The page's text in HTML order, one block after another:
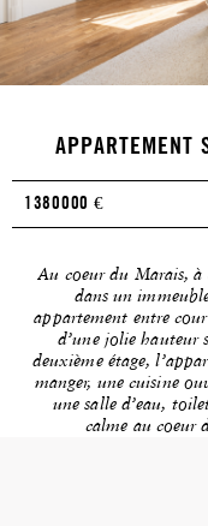
APPARTEMENT
1380000 €
Au coeur du Marais, à
dans un
appartement entre
d’une jolie hauteur
deuxième étage,
manger, une cuisine
une salle d’eau,
calme au coeur